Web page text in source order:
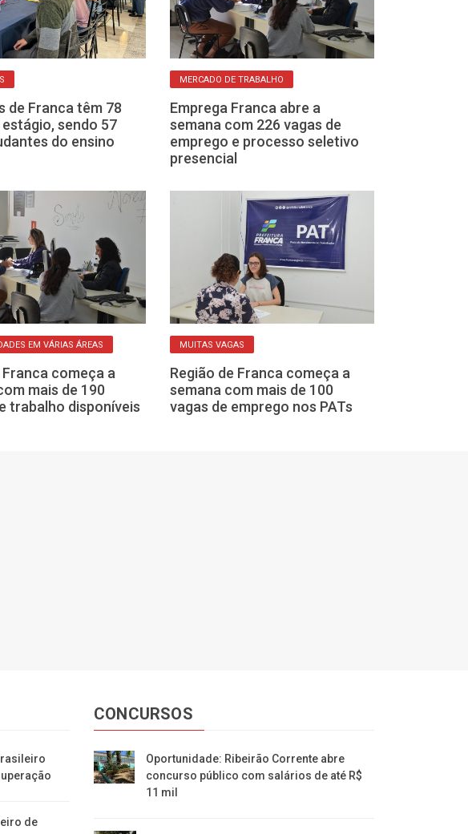
de Franca têm 78
sendo 57
do ensino
MERCADO DE TRABALHO
Emprega Franca abre a
semana com 226 vagas de
emprego e processo seletivo
presencial
EM VÁRIAS ÁREAS
Franca começa a
mais de 190
trabalho disponíveis
MUITAS VAGAS
Região de Franca começa a
semana com mais de 100
vagas de emprego nos PATs
de
CONCURSOS
Oportunidade: Ribeirão Corrente abre
concurso público com salários de até R$
11 mil